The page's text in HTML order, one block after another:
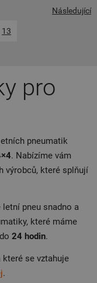
13
Následující
pro
pneumatik
. Nabízíme vám
výrobců, které splňují
pneu snadno a
které máme
24 hodin.
které se vztahuje
.